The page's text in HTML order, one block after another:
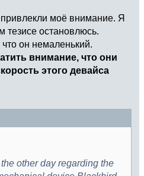
моё внимание. Я
тезисе остановлюсь.
он немаленький.
внимание, что они
этого девайса
other day regarding the